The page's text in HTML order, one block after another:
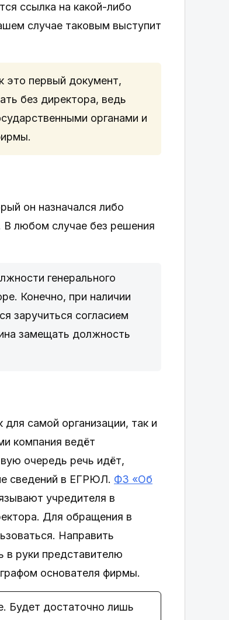
ссылка на какой-либо
случае таковым выступит
это первый документ,
без директора, ведь
органами и
он назначался либо
В любом случае без решения
генерального
Конечно, при наличии
заручиться согласием
замещать должность
самой организации, так и
компания ведёт
очередь речь идёт,
сведений в ЕГРЮЛ. ФЗ «Об
учредителя в
Для обращения в
Направить
в руки представителю
основателя фирмы.
Будет достаточно лишь